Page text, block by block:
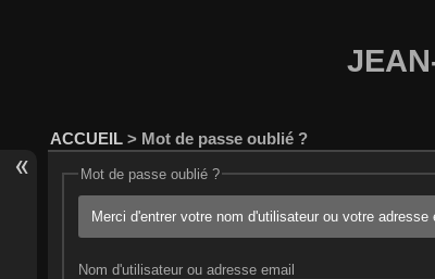
ACCUEIL > Mot de passe oublié ?
Mot de passe oublié ?
Merci d'entrer votre nom d'utilisateur ou votre
Nom d'utilisateur ou adresse email